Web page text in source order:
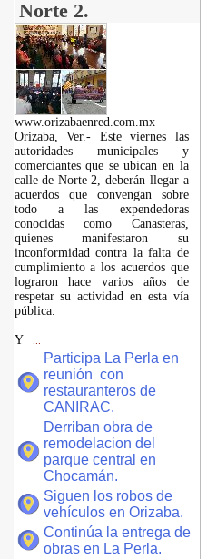
Norte 2.
www.orizabaenred.com.mx
Orizaba, Ver.- Este viernes las
autoridades municipales y
comerciantes que se ubican en la
calle de Norte 2, deberán llegar a
acuerdos que convengan sobre
todo a las expendedoras
conocidas como Canasteras,
quienes manifestaron su
inconformidad contra la falta de
cumplimiento a los acuerdos que
lograron hace varios años de
respetar su actividad en esta vía
pública.
Y
Participa La Perla en
reunión con
restauranteros de
CANIRAC.
Derriban obra de
remodelacion del
parque central en
Chocamán.
Siguen los robos de
vehículos en Orizaba.
Continúa la entrega de
obras en La Perla.